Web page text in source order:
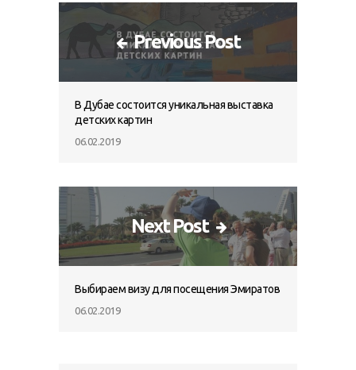
Previous Post
В Дубае состоится уникальная выставка
детских картин
06.02.2019
Next Post
Выбираем визу для посещения Эмиратов
06.02.2019